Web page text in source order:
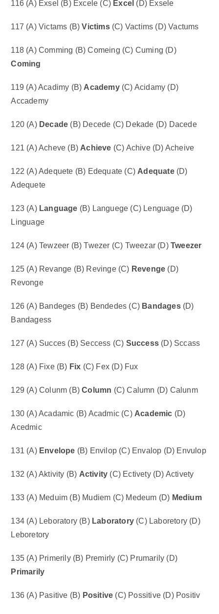
116 (A) Exsel (B) Excele (C) Excel (D) Exsele
117 (A) Victams (B)Victims(C) Vactims (D) Vactums
118 (A) Comming (B) Comeing (C) Cuming (D)
Coming
119 (A) Acadimy (B) Academy(C) Acidamy (D)
Accademy
120 (A) Decade (B) Decede (C) Dekade (D) Dacede
121 (A) Acheve (B) Achieve (C) Achive (D) Acheive
122 (A) Adequete (B) Edequate (C) Adequate(D)
Adequete
123 (A) Language (B) Languege (C) Lenguage (D)
Linguage
124 (A) Tewzeer (B) Twezer (C) Tweezar (D)Tweezer
125 (A) Revange (B) Revinge (C) Revenge (D)
Revonge
126 (A) Bandeges (B) Bendedes (C) Bandages(D)
Bandagess
127 (A) Succes (B) Seccess (C) Success (D) Sccass
128 (A) Fixe (B) Fix (C) Fex (D) Fux
129 (A) Colunm (B)Column (C) Calumn (D) Calunm
130 (A) Acadamic (B) Acadmic (C) Academic (D)
Acedmic
131 (A) Envelope (B) Envilop (C) Envalop (D) Envulop
132 (A) Aktivity (B) Activity (C) Ectivety (D) Activety
133 (A) Meduim (B) Mudiem (C) Medeum (D) Medium
134 (A) Leboratory (B) Laboratory (C) Laboretory (D)
Leboretory
135 (A) Primerily (B) Premirly (C) Prumarily (D)
Primarily
136 (A) Pasitive (B) Positive (C) Possitive (D) Positiv